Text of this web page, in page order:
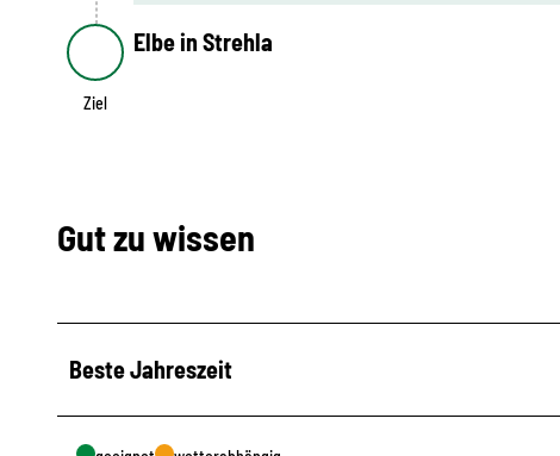
Ziel
Ziel
Elbe in Strehla
Gut zu wissen
Beste Jahreszeit